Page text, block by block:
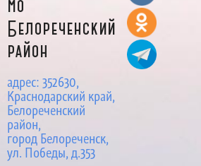
мо
Белореченский
район
адрес: 352630,
Краснодарский край,
Белореченский
район,
город Белореченск,
ул. Победы, д.353